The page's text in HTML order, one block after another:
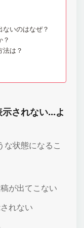
いのはなぜ？
？
法は？
示されない…よ
な状態になるこ
が出てこない
れない